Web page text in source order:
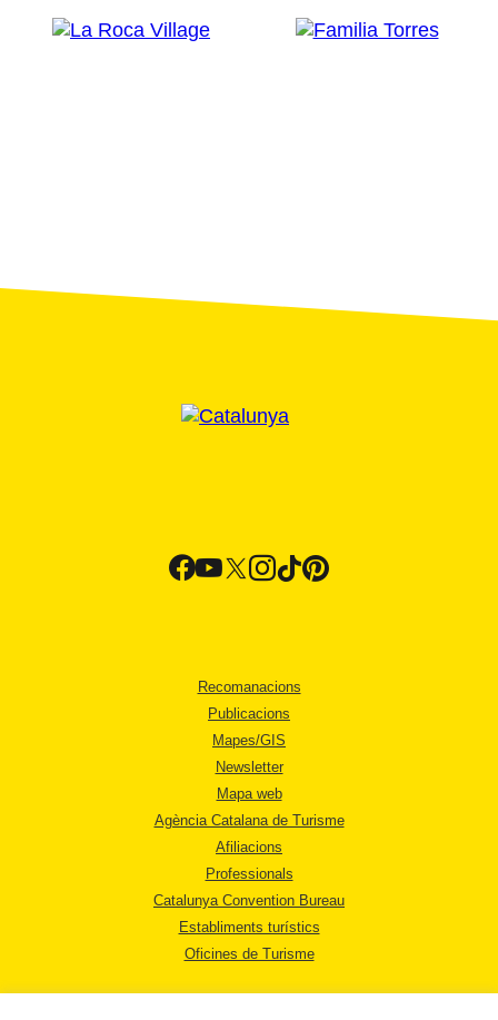
Recomanacions
Publicacions
Mapes/GIS
Newsletter
Mapa web
Agència Catalana de Turisme
Afiliacions
Professionals
Catalunya Convention Bureau
Establiments turístics
Oficines de Turisme